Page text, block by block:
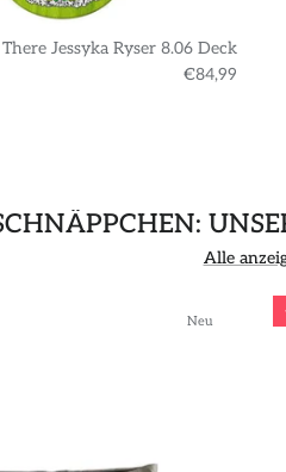
There Jessyka Ryser 8.06 Deck
€84,99
Alle
Neu